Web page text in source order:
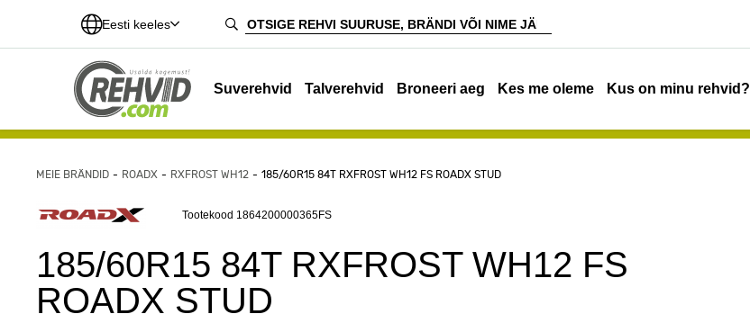
Eesti keeles
Suverehvid Talverehvid Broneeri aeg Kes me oleme Kus on minu rehvid?
MEIE BRÄNDID ROADX RXFROST WH12 185/60R15 84T RXFROST WH12 FS ROADX STUD
Tootekood 1864200000365FS
185/60R15 84T RXFROST WH12 FS
ROADX STUD